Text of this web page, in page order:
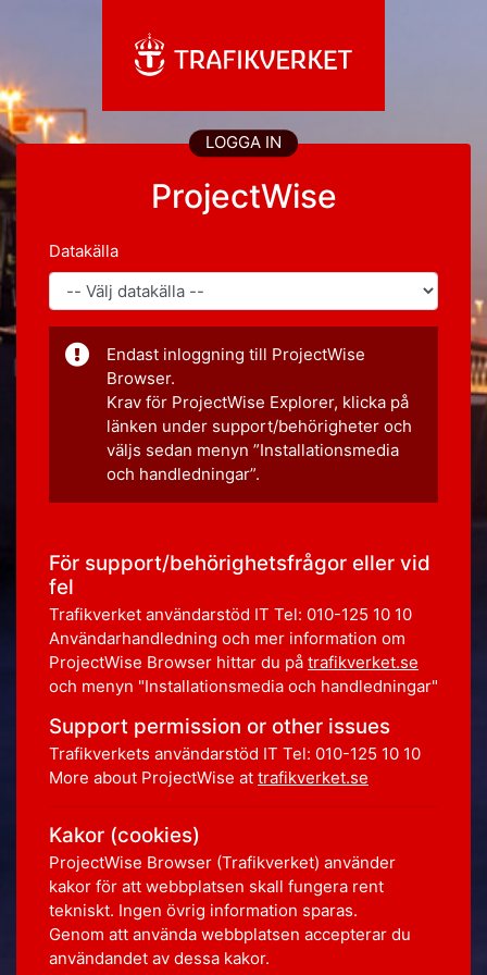
LOGGA IN
ProjectWise
Datakälla
Endast inloggning till ProjectWise
Browser.
Krav för ProjectWise Explorer, klicka på
länken under support/behörigheter och
väljs sedan menyn ”Installationsmedia
och handledningar”.
För support/behörighetsfrågor eller vid
fel
Trafikverket användarstöd IT Tel: 010-125 10 10
Användarhandledning och mer information om
ProjectWise Browser hittar du på trafikverket.se
och menyn "Installationsmedia och handledningar"
Support permission or other issues
Trafikverkets användarstöd IT Tel: 010-125 10 10
More about ProjectWise at trafikverket.se
Kakor (cookies)
ProjectWise Browser (Trafikverket) använder
kakor för att webbplatsen skall fungera rent
tekniskt. Ingen övrig information sparas.
Genom att använda webbplatsen accepterar du
användandet av dessa kakor.